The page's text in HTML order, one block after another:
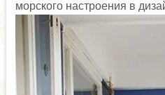
морского настроения в